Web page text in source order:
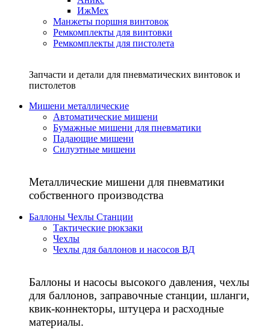
ИжМех
Манжеты поршня винтовок
Ремкомплекты для винтовки
Ремкомплекты для пистолета
Запчасти и детали для пневматических винтовок и
пистолетов
Мишени металлические
Автоматические мишени
Бумажные мишени для пневматики
Падающие мишени
Силуэтные мишени
Металлические мишени для пневматики
собственного производства
Баллоны Чехлы Станции
Тактические рюкзаки
Чехлы
Чехлы для баллонов и насосов ВД
Баллоны и насосы высокого давления, чехлы
для баллонов, заправочные станции, шланги,
квик-коннекторы, штуцера и расходные
материалы.